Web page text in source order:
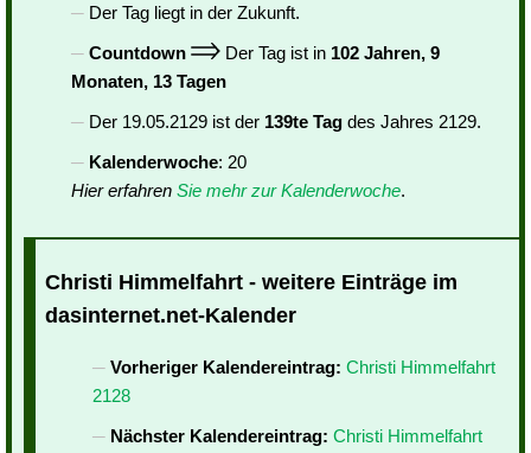
Der Tag liegt in der Zukunft.
Countdown
Der Tag ist in 102 Jahren, 9
Monaten, 13 Tagen
Der 19.05.2129 ist der 139te Tag des Jahres 2129.
Kalenderwoche: 20
Hier erfahren Sie mehr zur Kalenderwoche.
Christi Himmelfahrt - weitere Einträge im
dasinternet.net-Kalender
Vorheriger Kalendereintrag: Christi Himmelfahrt
2128
Nächster Kalendereintrag: Christi Himmelfahrt